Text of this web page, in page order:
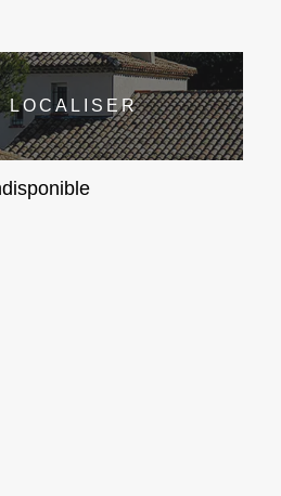
LOCALISER